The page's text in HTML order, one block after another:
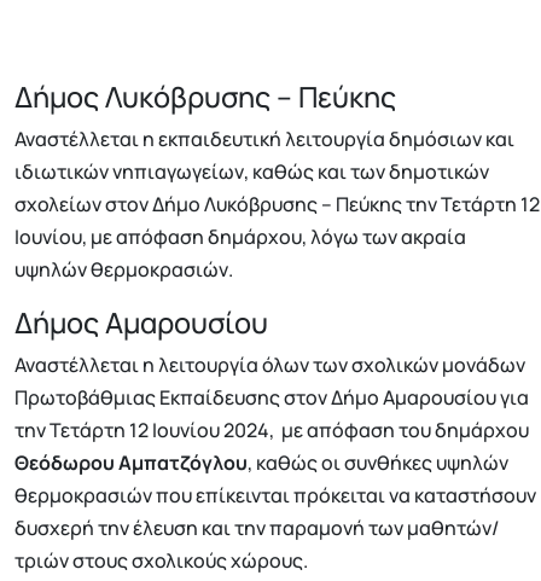
Δήμος Λυκόβρυσης – Πεύκης
Αναστέλλεται η εκπαιδευτική λειτουργία δημόσιων και
ιδιωτικών νηπιαγωγείων, καθώς και των δημοτικών
σχολείων στον Δήμο Λυκόβρυσης – Πεύκης την Τετάρτη 12
Ιουνίου, με απόφαση δημάρχου, λόγω των ακραία
υψηλών θερμοκρασιών.
Δήμος Αμαρουσίου
Αναστέλλεται η λειτουργία όλων των σχολικών μονάδων
Πρωτοβάθμιας Εκπαίδευσης στον Δήμο Αμαρουσίου για
την Τετάρτη 12 Ιουνίου 2024, με απόφαση του δημάρχου
Θεόδωρου Αμπατζόγλου, καθώς οι συνθήκες υψηλών
θερμοκρασιών που επίκεινται πρόκειται να καταστήσουν
δυσχερή την έλευση και την παραμονή των μαθητών/
τριών στους σχολικούς χώρους.